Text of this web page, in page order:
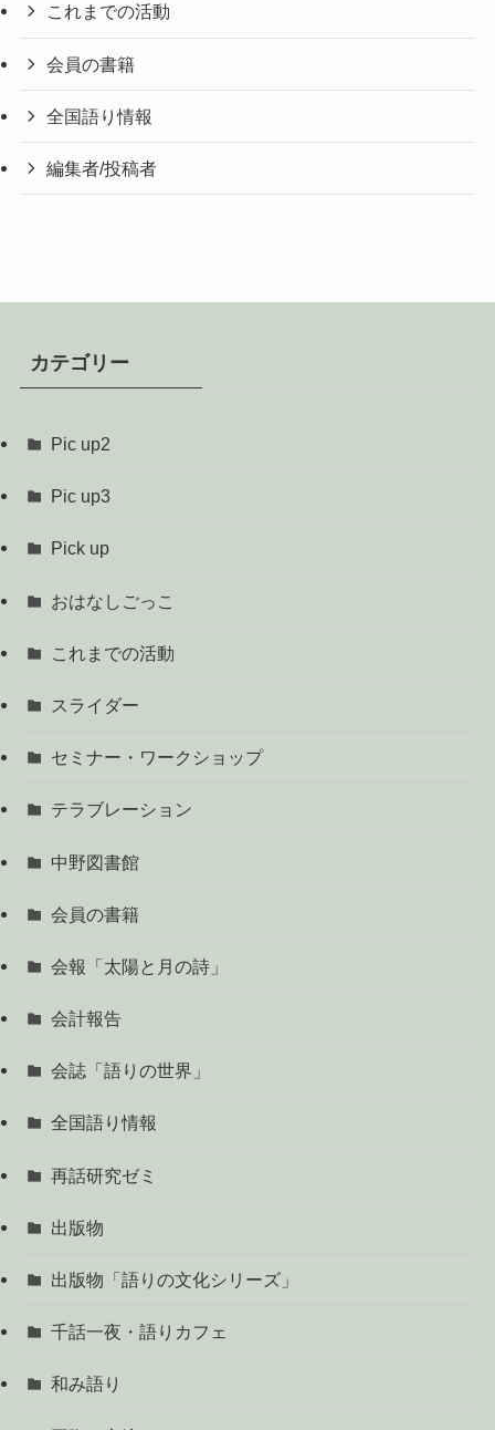
これまでの活動
会員の書籍
全国語り情報
編集者/投稿者
カテゴリー
Pic up2
Pic up3
Pick up
おはなしごっこ
これまでの活動
スライダー
セミナー・ワークショップ
テラブレーション
中野図書館
会員の書籍
会報「太陽と月の詩」
会計報告
会誌「語りの世界」
全国語り情報
再話研究ゼミ
出版物
出版物「語りの文化シリーズ」
千話一夜・語りカフェ
和み語り